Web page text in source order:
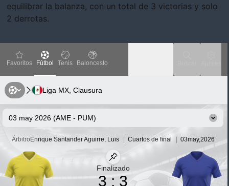
equilibrar la balanza, con un total de 3 victorias y solo
2 derrotas.